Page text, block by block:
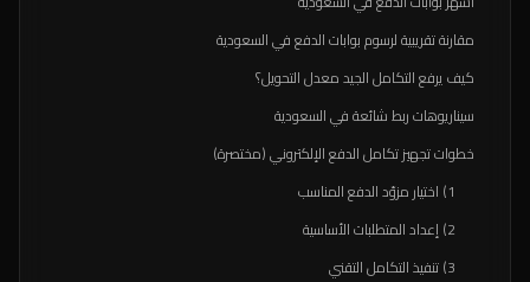
مقارنة تقريبية لرسوم بوابات الدفع في السعودية
كيف يرفع التكامل الجيد معدل التحويل؟
سيناريوهات ربط شائعة في السعودية
خطوات تجهيز تكامل الدفع الإلكتروني (مختصرة)
1) اختيار مزوّد الدفع المناسب
2) إعداد المتطلبات الأساسية
3) تنفيذ التكامل التقني